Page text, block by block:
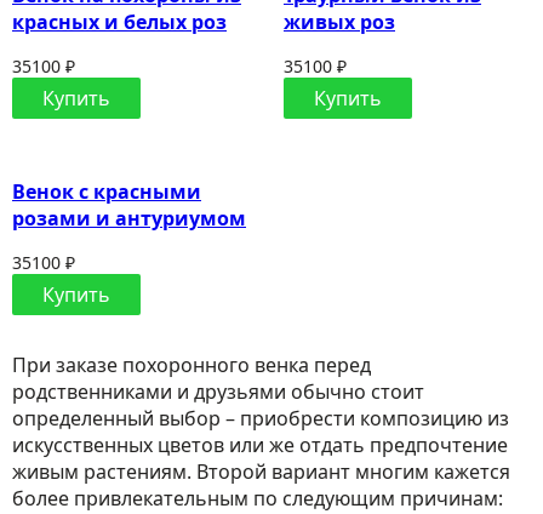
красных и белых роз
35100 ₽
Купить
живых роз
35100 ₽
Купить
Венок с красными
розами и антуриумом
35100 ₽
Купить
При заказе похоронного венка перед
родственниками и друзьями обычно стоит
определенный выбор – приобрести композицию из
искусственных цветов или же отдать предпочтение
живым растениям. Второй вариант многим кажется
более привлекательным по следующим причинам: